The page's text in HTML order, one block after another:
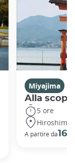
Miyajima
Alla
5 ore
Hiroshima
A partire da